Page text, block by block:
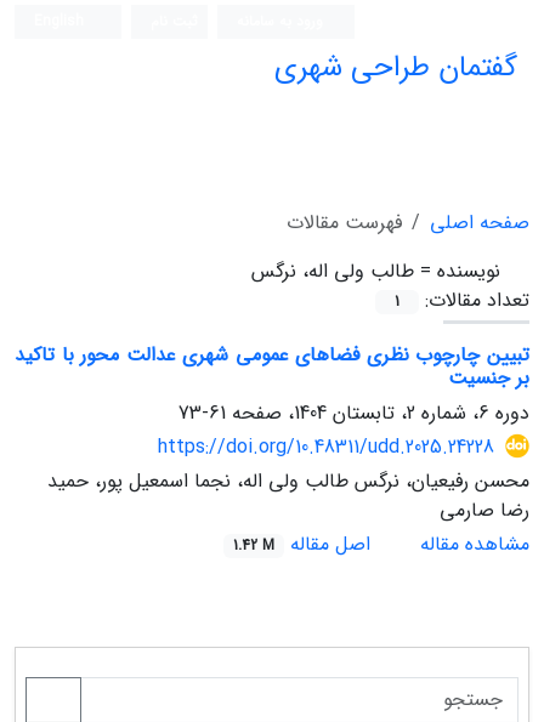
گفتمان طراحی شهری
صفحه اصلی
فهرست مقالات
نویسنده = طالب ولی اله، نرگس
تعداد مقالات:
1
تبیین چارچوب نظری فضاهای عمومی شهری عدالت محور با تاکید
بر جنسیت
دوره 6، شماره 2، تابستان 1404، صفحه
61-73
https://doi.org/10.48311/udd.2025.24228
محسن رفیعیان، نرگس طالب ولی اله، نجما اسمعیل پور، حمید
رضا صارمی
مشاهده مقاله
اصل مقاله 1.42 M